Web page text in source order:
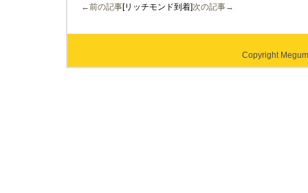
←前の記事[リッチモンド到着]次の記事→
Copyright